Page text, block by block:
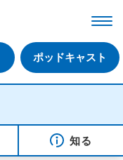
ポッドキャスト
知る